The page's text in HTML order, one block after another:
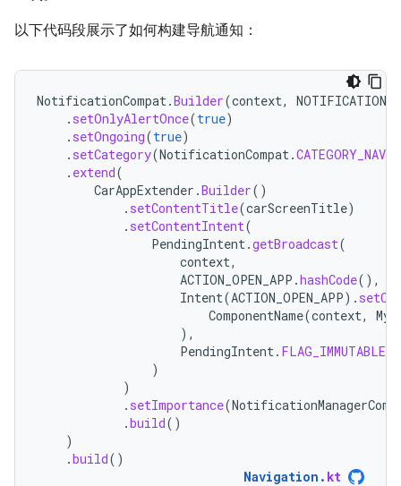
以下代码段展示了如何构建导航通知：
NotificationCompat .Builder(context,
. setOnlyAlertOnce(true)
. setOngoing(true)
. setCategory(NotificationCompat .
. extend(
CarAppExtender .Builder()
. setContentTitle(carScreenTitle)
. setContentIntent(
PendingIntent .getBroadcast(
context,
ACTION_OPEN_APP .hashCode(),
Intent(ACTION_OPEN_APP).
ComponentName(context,
),
PendingIntent . FLAG_IMMUTABLE
)
)
. setImportance(
.build()
)
.build()
Navigation . kt